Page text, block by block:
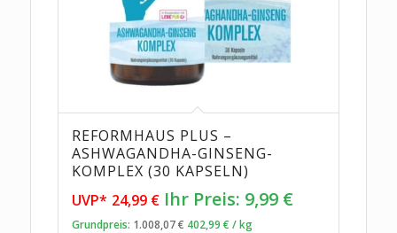
REFORMHAUS PLUS –
ASHWAGANDHA-GINSENG-
KOMPLEX (30 KAPSELN)
UVP* 24,99 € Ursprünglicher
Preis
Ihr Preis: 9,99 €Aktueller
Grundpreis: 1.008,07€ 402,99 € /kg